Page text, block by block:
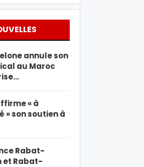
annule son
au Maroc
« à
» son soutien à
Rabat-
et Rabat-